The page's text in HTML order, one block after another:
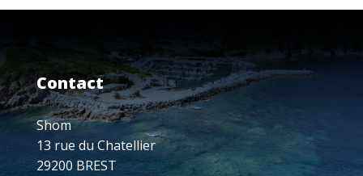
Contact
Shom
13 rue du Chatellier
29200 BREST